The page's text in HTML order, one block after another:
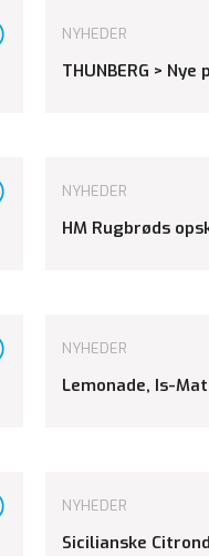
NYHEDER
THUNBERG >
NYHEDER
HM Rugbrøds
NYHEDER
Lemonade, Is-
NYHEDER
Sicilianske